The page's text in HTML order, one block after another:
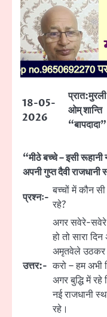
18-05-
2026
प्रात:मुरली
ओम् शान्ति
“मीठे बच्चे – इसी
अपनी गुप्त दैवी
प्रश्नः-
बच्चों में कौन
रहे?
उत्तर:-
अगर सवेरे-
हो तो सारा
अमृतवेले उठकर
करो – हम अभी
अगर बुद्धि में
नई राजधानी
रहे।